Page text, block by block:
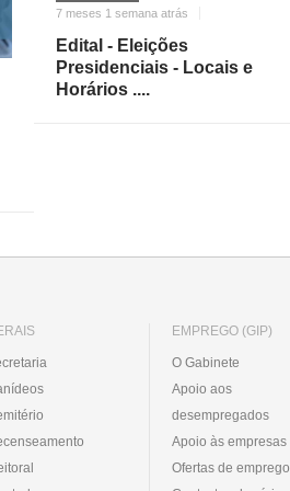
7 meses 1 semana atrás
Edital - Eleições
Presidenciais - Locais e
Horários ....
EMPREGO (GIP)
O Gabinete
Apoio aos
desempregados
Apoio às empresas
Ofertas de emprego